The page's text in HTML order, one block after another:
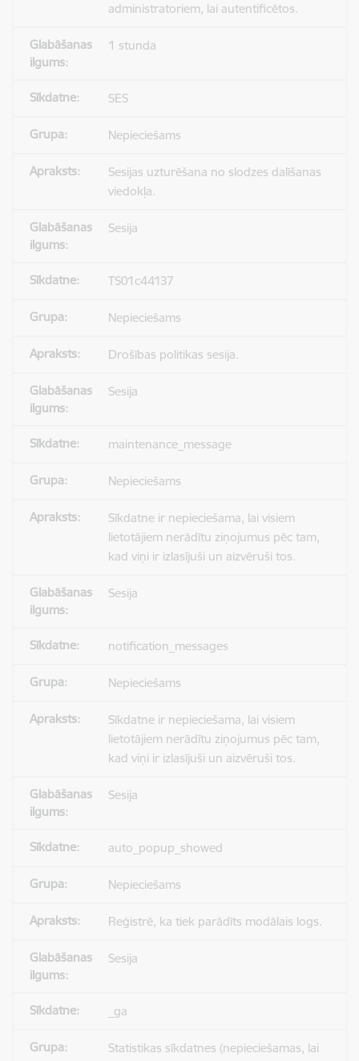
administratoriem, lai autentificētos.
1 stunda
SES
Nepieciešams
Sesijas uzturēšana no slodzes dalīšanas
viedokļa.
Sesija
TS01c44137
Nepieciešams
Drošības politikas sesija.
Sesija
maintenance_message
Nepieciešams
Sīkdatne ir nepieciešama, lai visiem
lietotājiem nerādītu ziņojumus pēc tam,
kad viņi ir izlasījuši un aizvēruši tos.
Sesija
notification_messages
Nepieciešams
Sīkdatne ir nepieciešama, lai visiem
lietotājiem nerādītu ziņojumus pēc tam,
kad viņi ir izlasījuši un aizvēruši tos.
Sesija
auto_popup_showed
Nepieciešams
Reģistrē, ka tiek parādīts modālais logs.
Sesija
_ga
Statistikas sīkdatnes (nepieciešamas, lai